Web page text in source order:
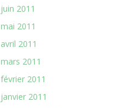
juin 2011
mai 2011
avril 2011
mars 2011
février 2011
janvier 2011